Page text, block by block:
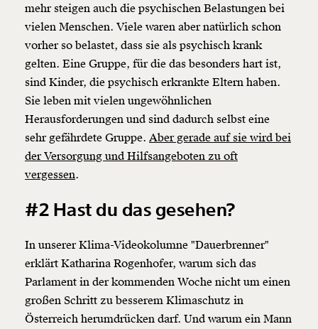
mehr steigen auch die psychischen Belastungen bei
vielen Menschen. Viele waren aber natürlich schon
vorher so belastet, dass sie als psychisch krank
gelten. Eine Gruppe, für die das besonders hart ist,
sind Kinder, die psychisch erkrankte Eltern haben.
Sie leben mit vielen ungewöhnlichen
Herausforderungen und sind dadurch selbst eine
sehr gefährdete Gruppe. Aber gerade auf sie wird bei
der Versorgung und Hilfsangeboten zu oft
vergessen.
#2 Hast du das gesehen?
In unserer Klima-Videokolumne "Dauerbrenner"
erklärt Katharina Rogenhofer, warum sich das
Parlament in der kommenden Woche nicht um einen
großen Schritt zu besserem Klimaschutz in
Österreich herumdrücken darf. Und warum ein Mann